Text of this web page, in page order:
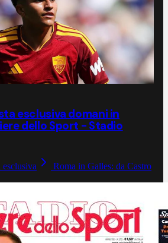
esclusiva domani in
dello Sport - Stadio
Roma in Galles: da Castro